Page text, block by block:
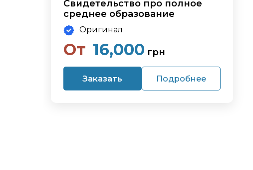
Свидетельство про полное
среднее образование
Оригинал
От 16,000 грн
Заказать Подробнее